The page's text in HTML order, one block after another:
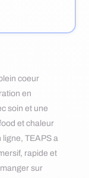
coeur
en
soin et une
et chaleur
TEAPS a
rapide et
sur